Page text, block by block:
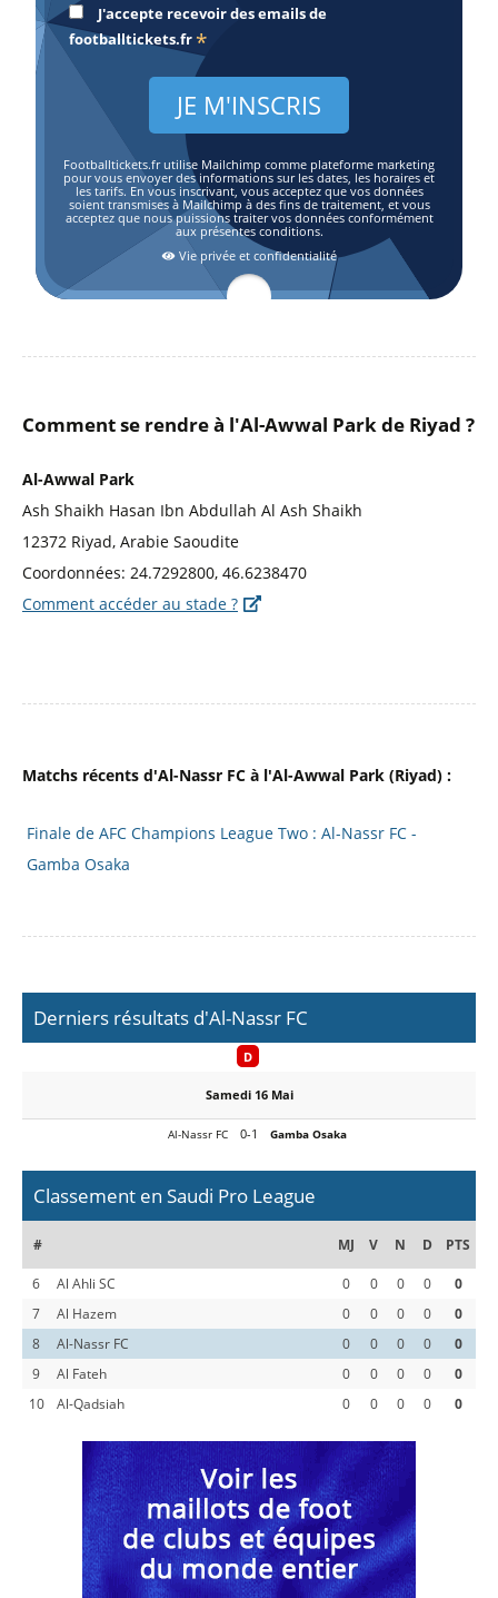
J'accepte recevoir des emails de
footballtickets.fr *
Footballtickets.fr utilise Mailchimp comme plateforme marketing
pour vous envoyer des informations sur les dates, les horaires et
les tarifs. En vous inscrivant, vous acceptez que vos données
soient transmises à Mailchimp à des fins de traitement, et vous
acceptez que nous puissions traiter vos données conformément
aux présentes conditions.
Vie privée et confidentialité
Comment se rendre à l'Al-Awwal Park de Riyad ?
Al-Awwal Park
Ash Shaikh Hasan Ibn Abdullah Al Ash Shaikh
12372 Riyad, Arabie Saoudite
Coordonnées: 24.7292800, 46.6238470
Comment accéder au stade ?
Matchs récents d'Al-Nassr FC à l'Al-Awwal Park (Riyad) :
Finale de AFC Champions League Two : Al-Nassr FC -
Gamba Osaka
Derniers résultats d'Al-Nassr FC
D
Samedi 16 Mai
Al-Nassr FC 0-1 Gamba Osaka
Classement en Saudi Pro League
# MJ V N D PTS
6 Al Ahli SC 0 0 0 0
0
7
Al Hazem 0 0 0 0
0
8
Al-Nassr FC 0 0 0 0
0
9
Al Fateh 0 0 0 0
0
10
Al-Qadsiah 0 0 0 0 0